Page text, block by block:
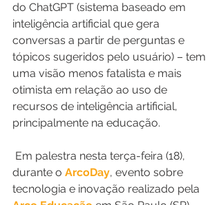
do ChatGPT (sistema baseado em
inteligência artificial que gera
conversas a partir de perguntas e
tópicos sugeridos pelo usuário) – tem
uma visão menos fatalista e mais
otimista em relação ao uso de
recursos de inteligência artificial,
principalmente na educação.
durante o ArcoDay, evento sobre
tecnologia e inovação realizado pela